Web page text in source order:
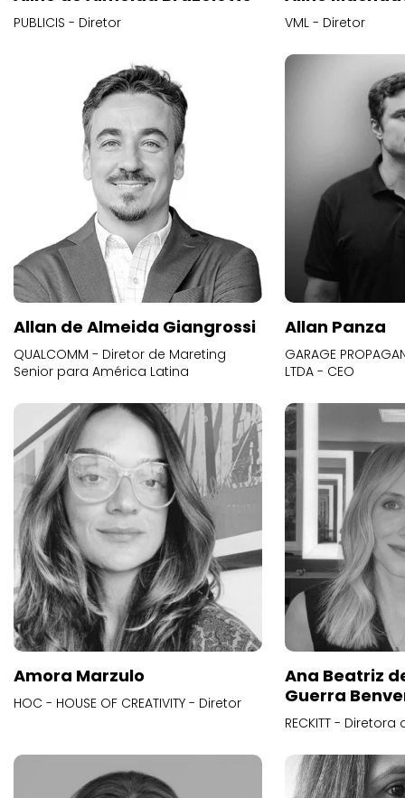
PUBLICIS - Diretor VML - Diretor
Allan de Almeida Giangrossi
QUALCOMM - Diretor de Mareting
Senior para América Latina
Allan Panza
GARAGE
LTDA - CEO
Amora Marzulo
HOC - HOUSE OF CREATIVITY - Diretor
Ana Beatriz
Guerra
RECKITT -